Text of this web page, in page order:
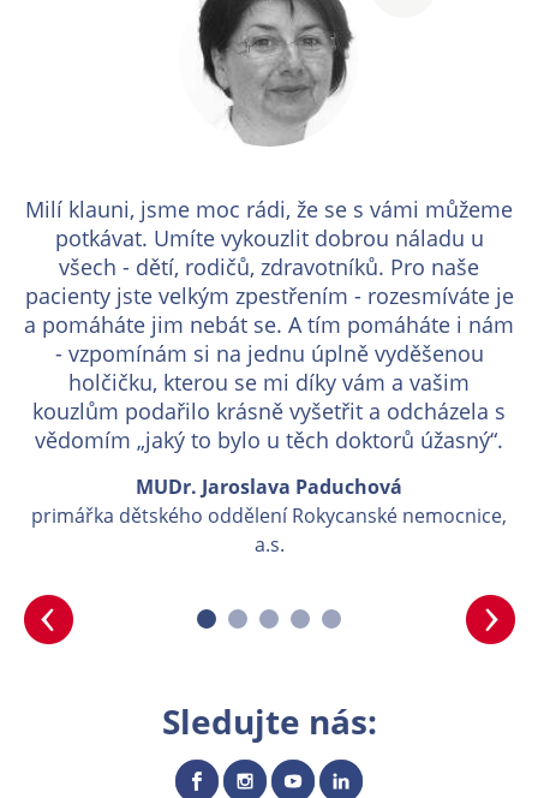
Milí klauni, jsme moc rádi, že se s vámi můžeme
potkávat. Umíte vykouzlit dobrou náladu u
všech - dětí, rodičů, zdravotníků. Pro naše
pacienty jste velkým zpestřením - rozesmíváte je
a pomáháte jim nebát se. A tím pomáháte i nám
- vzpomínám si na jednu úplně vyděšenou
holčičku, kterou se mi díky vám a vašim
kouzlům podařilo krásně vyšetřit a odcházela s
vědomím „jaký to bylo u těch doktorů úžasný“.
MUDr. Jaroslava Paduchová
primářka dětského oddělení Rokycanské nemocnice,
a.s.
Sledujte nás: